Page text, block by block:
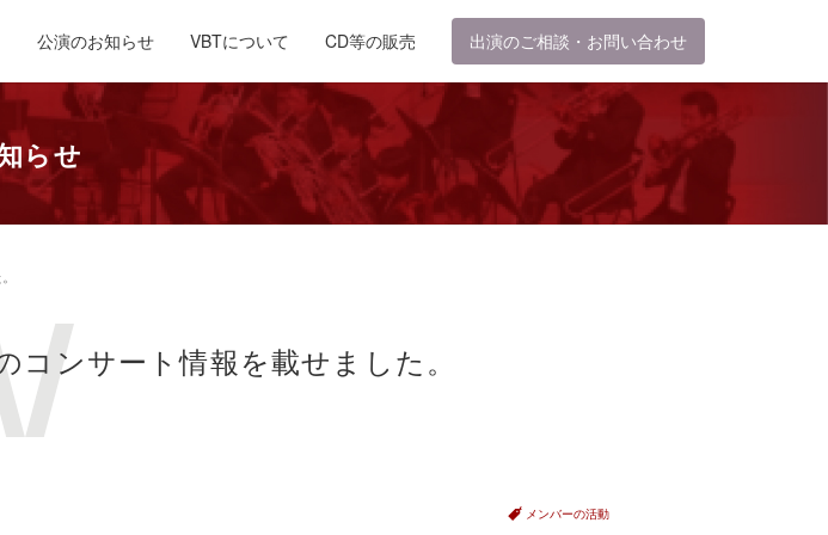
公演のお知らせ VBTについて CD等の販売 出演のご相談・お問い合わせ
らせ
ンサート情報を載せました。
メンバーの活動